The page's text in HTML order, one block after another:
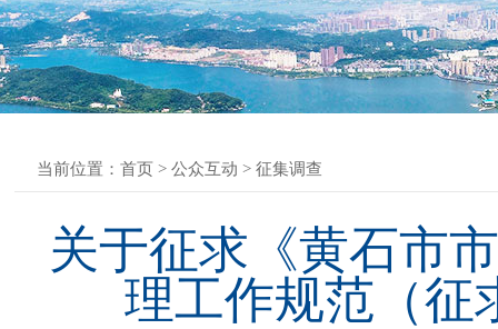
当前位置： 首页 > 公众互动 > 征集调查
关于征求《黄石市
理工作规范（征